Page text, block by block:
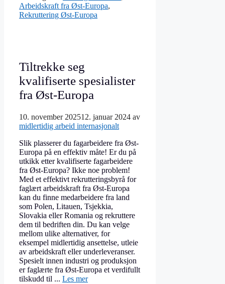
Arbeidskraft fra Øst-Europa,
Rekruttering Øst-Europa
Tiltrekke seg
kvalifiserte spesialister
fra Øst-Europa
10. november 202512. januar 2024 av
midlertidig arbeid internasjonalt
Slik plasserer du fagarbeidere fra Øst-
Europa på en effektiv måte! Er du på
utkikk etter kvalifiserte fagarbeidere
fra Øst-Europa? Ikke noe problem!
Med et effektivt rekrutteringsbyrå for
faglært arbeidskraft fra Øst-Europa
kan du finne medarbeidere fra land
som Polen, Litauen, Tsjekkia,
Slovakia eller Romania og rekruttere
dem til bedriften din. Du kan velge
mellom ulike alternativer, for
eksempel midlertidig ansettelse, utleie
av arbeidskraft eller underleveranser.
Spesielt innen industri og produksjon
er faglærte fra Øst-Europa et verdifullt
tilskudd til ... Les mer